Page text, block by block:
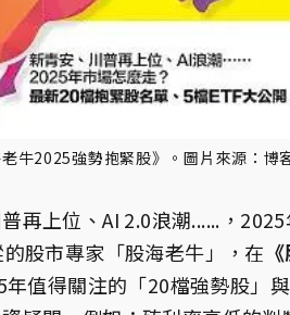
牛2025強勢抱緊股》。圖片來源：博
再上位、AI 2.0浪潮......，
股市專家「股海老牛」，在
值得關注的「20檔強勢股」